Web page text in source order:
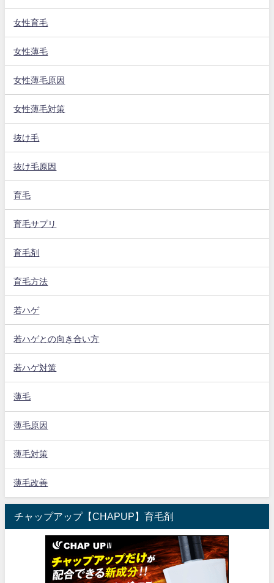
女性育毛
女性薄毛
女性薄毛原因
女性薄毛対策
抜け毛
抜け毛原因
育毛
育毛サプリ
育毛剤
育毛方法
若ハゲ
若ハゲとの向き合い方
若ハゲ対策
薄毛
薄毛原因
薄毛対策
薄毛改善
チャップアップ【CHAPUP】育毛剤